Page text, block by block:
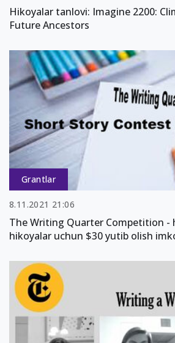
Hikoyalar tanlovi: Imagine 2200:
Future Ancestors
Grantlar
8.11.2021 21:06
The Writing Quarter Competition -
hikoyalar uchun $30 yutib olish